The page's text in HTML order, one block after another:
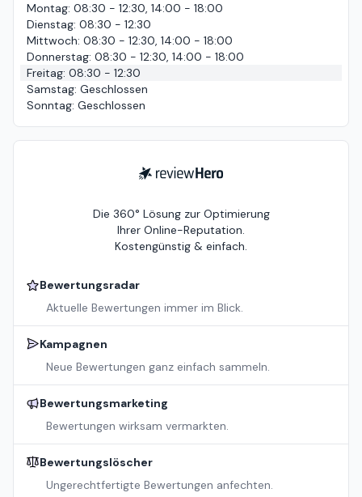
Montag: 08:30 - 12:30, 14:00 - 18:00
Dienstag: 08:30 - 12:30
Mittwoch: 08:30 - 12:30, 14:00 - 18:00
Donnerstag: 08:30 - 12:30, 14:00 - 18:00
Freitag: 08:30 - 12:30
Samstag: Geschlossen
Sonntag: Geschlossen
ReviewHero
Die 360° Lösung zur Optimierung
Ihrer Online-Reputation.
Kostengünstig & einfach.
Bewertungsradar
Aktuelle Bewertungen immer im Blick.
Kampagnen
Neue Bewertungen ganz einfach sammeln.
Bewertungsmarketing
Bewertungen wirksam vermarkten.
Bewertungslöscher
Ungerechtfertigte Bewertungen anfechten.